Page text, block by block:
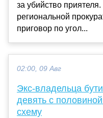
за убийство
региональной
приговор по угол...
02:00, 09 Авг
Экс-владельца
девять с
схему